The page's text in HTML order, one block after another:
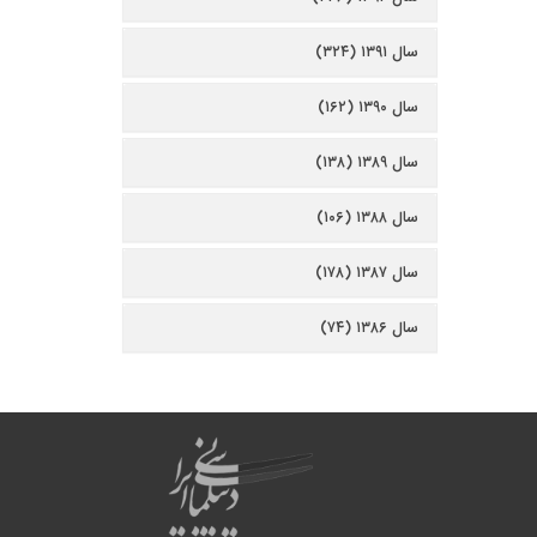
سال ۱۳۹۱ (۳۲۴)
سال ۱۳۹۰ (۱۶۲)
سال ۱۳۸۹ (۱۳۸)
سال ۱۳۸۸ (۱۰۶)
سال ۱۳۸۷ (۱۷۸)
سال ۱۳۸۶ (۷۴)